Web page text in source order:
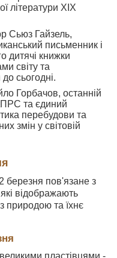
літератури XIX
Сьюз Гайзель,
письменник і
дитячі книжки
світу та
сьогодні.
Горбачов, останній
та єдиний
перебудови та
змін у світовій
2 березня пов'язане з
відображають
природою та їхнє
пластівцями -